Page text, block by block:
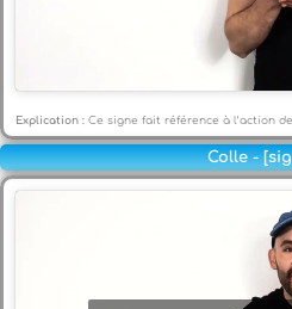
Explication : Ce signe fait référence à l’action
Colle -